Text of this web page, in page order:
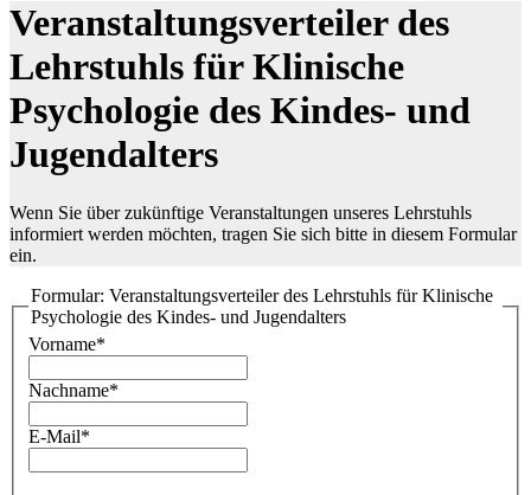
Veranstaltungsverteiler des
Lehrstuhls für Klinische
Psychologie des Kindes- und
Jugendalters
Wenn Sie über zukünftige Veranstaltungen unseres Lehrstuhls
informiert werden möchten, tragen Sie sich bitte in diesem Formular
ein.
Formular: Veranstaltungsverteiler des Lehrstuhls für Klinische
Psychologie des Kindes- und Jugendalters
Vorname*
Nachname*
E-Mail*